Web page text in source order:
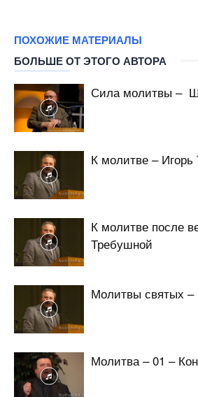
ПОХОЖИЕ МАТЕРИАЛЫ
БОЛЬШЕ ОТ ЭТОГО АВТОРА
Сила молитвы –
К молитве –
К молитве после
Требушной
Молитвы святых –
Молитва – 01 –